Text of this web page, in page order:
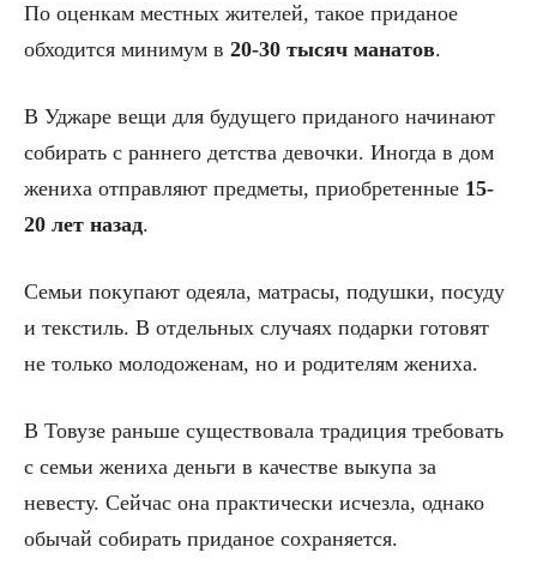
По оценкам местных жителей, такое приданое
обходится минимум в 20-30 тысяч манатов.
В Уджаре вещи для будущего приданого начинают
собирать с раннего детства девочки. Иногда в дом
жениха отправляют предметы, приобретенные 15-
20 лет назад.
Семьи покупают одеяла, матрасы, подушки, посуду
и текстиль. В отдельных случаях подарки готовят
не только молодоженам, но и родителям жениха.
В Товузе раньше существовала традиция требовать
с семьи жениха деньги в качестве выкупа за
невесту. Сейчас она практически исчезла, однако
обычай собирать приданое сохраняется.